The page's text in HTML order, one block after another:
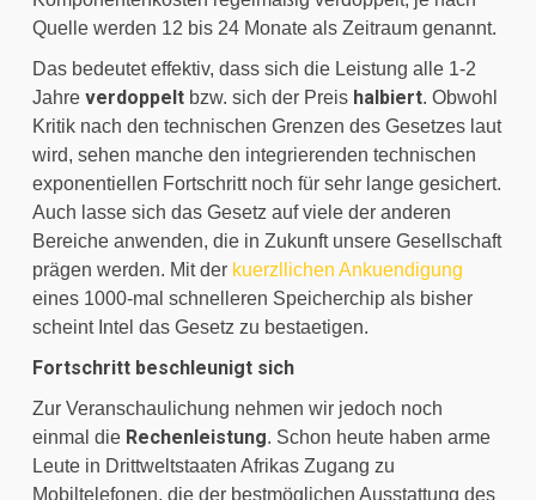
Quelle werden 12 bis 24 Monate als Zeitraum genannt.
Das bedeutet effektiv, dass sich die Leistung alle 1-2
Jahre verdoppelt bzw. sich der Preis halbiert. Obwohl
Kritik nach den technischen Grenzen des Gesetzes laut
wird, sehen manche den integrierenden technischen
exponentiellen Fortschritt noch für sehr lange gesichert.
Auch lasse sich das Gesetz auf viele der anderen
Bereiche anwenden, die in Zukunft unsere Gesellschaft
prägen werden. Mit der kuerzllichen Ankuendigung
eines 1000-mal schnelleren Speicherchip als bisher
scheint Intel das Gesetz zu bestaetigen.
Fortschritt beschleunigt sich
Zur Veranschaulichung nehmen wir jedoch noch
einmal die Rechenleistung. Schon heute haben arme
Leute in Drittweltstaaten Afrikas Zugang zu
Mobiltelefonen, die der bestmöglichen Ausstattung des